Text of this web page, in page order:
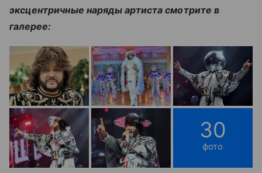
эксцентричные наряды артиста смотрите в
галерее:
30
фото